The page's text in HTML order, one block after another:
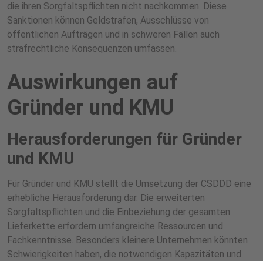
die ihren Sorgfaltspflichten nicht nachkommen. Diese
Sanktionen können Geldstrafen, Ausschlüsse von
öffentlichen Aufträgen und in schweren Fällen auch
strafrechtliche Konsequenzen umfassen.
Auswirkungen auf
Gründer und KMU
Herausforderungen für Gründer
und KMU
Für Gründer und KMU stellt die Umsetzung der CSDDD eine
erhebliche Herausforderung dar. Die erweiterten
Sorgfaltspflichten und die Einbeziehung der gesamten
Lieferkette erfordern umfangreiche Ressourcen und
Fachkenntnisse. Besonders kleinere Unternehmen könnten
Schwierigkeiten haben, die notwendigen Kapazitäten und